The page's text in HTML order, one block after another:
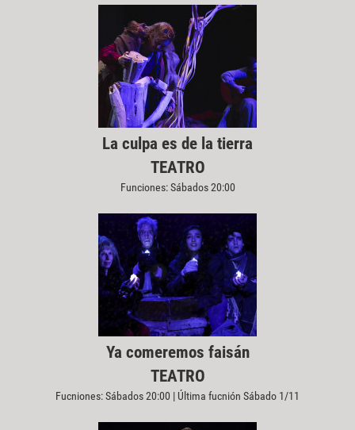
La culpa es de la tierra
TEATRO
Funciones: Sábados 20:00
Ya comeremos faisán
TEATRO
Fucniones: Sábados 20:00 | Última fucnión Sábado 1/11